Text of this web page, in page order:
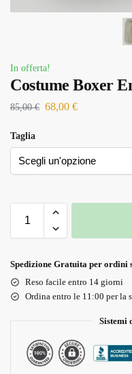
In offerta!
Costume Boxer
85,00€ 68,00 €
Taglia
Spedizione Gratuita per ordini
Reso facile entro 14 giorni
Ordina entro le 11:00 per la
Sistemi